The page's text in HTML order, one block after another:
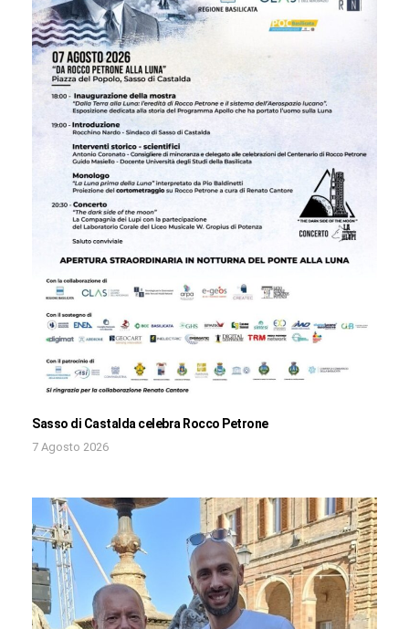
Sasso di Castalda celebra Rocco Petrone
7 Agosto 2026